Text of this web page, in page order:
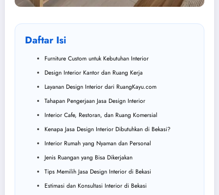
Daftar Isi
Furniture Custom untuk Kebutuhan Interior
Design Interior Kantor dan Ruang Kerja
Layanan Design Interior dari RuangKayu.com
Tahapan Pengerjaan Jasa Design Interior
Interior Cafe, Restoran, dan Ruang Komersial
Kenapa Jasa Design Interior Dibutuhkan di Bekasi?
Interior Rumah yang Nyaman dan Personal
Jenis Ruangan yang Bisa Dikerjakan
Tips Memilih Jasa Design Interior di Bekasi
Estimasi dan Konsultasi Interior di Bekasi